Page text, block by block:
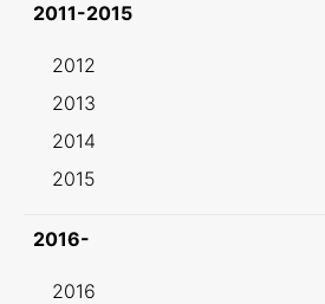
2011-2015
2012
2013
2014
2015
2016-
2016